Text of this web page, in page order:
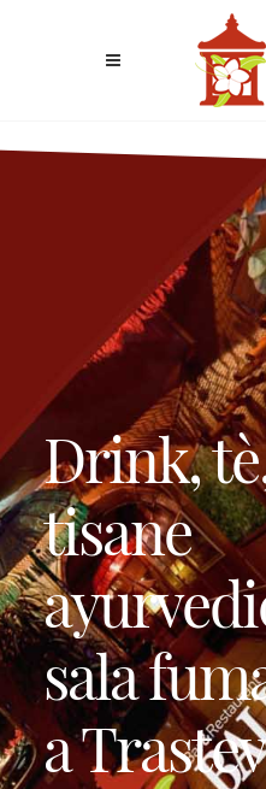
Drink,
tisane
sala
a